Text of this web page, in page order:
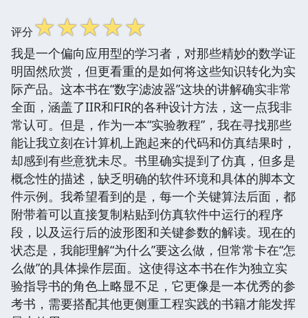
评分☆☆☆☆☆
我是一个偏向应用型的学习者，对那些精妙的数学证
明固然欣赏，但更看重的是如何将这些知识转化为实
际产品。这本书在“数字滤波器”这块的讲解确实非常
全面，涵盖了IIR和FIR的各种设计方法，这一点我非
常认可。但是，作为一本“实验教程”，我在寻找那些
能让我立刻在计算机上跑起来的代码和仿真结果时，
却感到有些意犹未尽。书里确实提到了仿真，但多是
概念性的描述，缺乏明确的软件环境和具体的脚本文
件示例。我希望看到的是，每一个关键算法后面，都
附带着可以直接复制粘贴到仿真软件中运行的程序
段，以及运行后的波形图和关键参数的解读。现在的
状态是，我能理解“为什么”要这么做，但常常卡在“怎
么做”的具体操作层面。这使得这本书在作为独立实
验指导书的角色上略显不足，它更像是一本优秀的参
考书，需要搭配其他更侧重工程实践的书籍才能发挥